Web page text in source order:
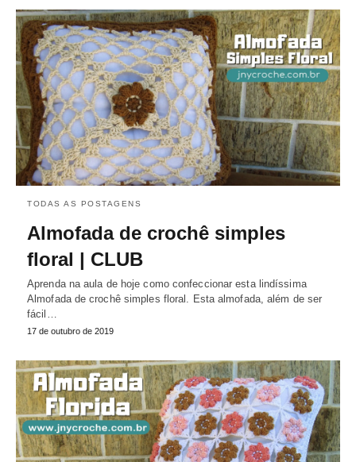
TODAS AS POSTAGENS
Almofada de crochê simples
floral | CLUB
Aprenda na aula de hoje como confeccionar esta lindíssima
Almofada de crochê simples floral. Esta almofada, além de ser
fácil…
17 de outubro de 2019